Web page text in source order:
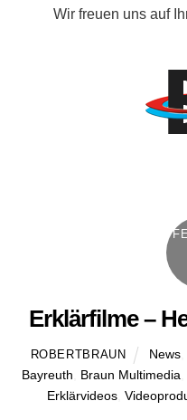
Wir freuen uns auf
Erklärfilme –
ROBERTBRAUN News
Bayreuth
Braun Multimedia,
Erklärvideos,